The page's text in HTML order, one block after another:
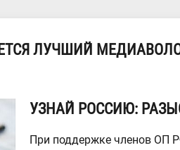
ЛУЧШИЙ
УЗНАЙ РОССИЮ:
При поддержке членов ОП